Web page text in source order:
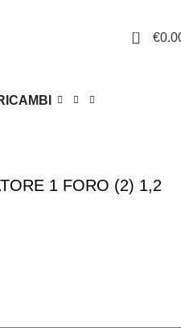
0 €
1 FORO (2) 1,2